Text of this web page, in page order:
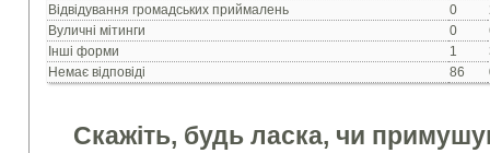
Відвідування громадських приймалень
0
Вуличні мітинги
0
Інші форми
1
Немає відповіді
86
Скажіть, будь ласка, чи